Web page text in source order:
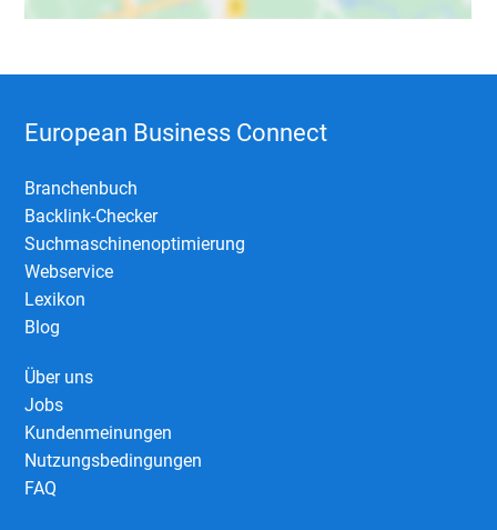
European Business Connect
Branchenbuch
Backlink-Checker
Suchmaschinenoptimierung
Webservice
Lexikon
Blog
Über uns
Jobs
Kundenmeinungen
Nutzungsbedingungen
FAQ